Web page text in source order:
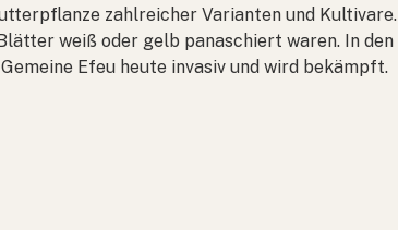
zahlreicher Varianten und Kultivare.
weiß oder gelb panaschiert waren. In den
Efeu heute invasiv und wird bekämpft.